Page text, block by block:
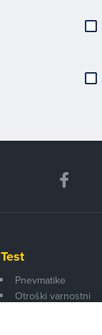
Test
Pnevmatike
Otroški varnostni